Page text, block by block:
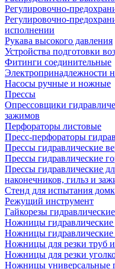
Регулировочно-
Регулировочно-
исполнении
Рукава высокого давления
Устройства подготовки
Фитинги соединительные
Электропринадлежности
Насосы ручные и ножные
Прессы
Опрессовщики
зажимов
Перфораторы листовые
Пресс-перфораторы
Прессы гидравлические
Прессы гидравлические
Прессы гидравлические
наконечников, гильз и
Стенд для испытания
Режущий инструмент
Гайкорезы гидравлические
Ножницы гидравлические
Ножницы гидравлические
Ножницы для резки труб и
Ножницы для резки
Ножницы универсальные